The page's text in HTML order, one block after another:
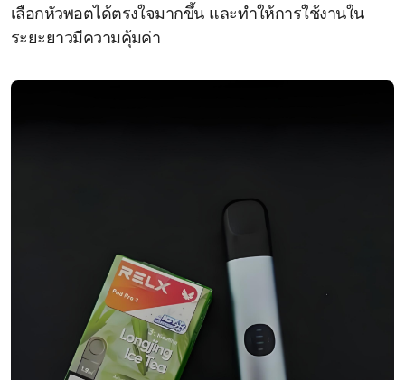
เลือกหัวพอตได้ตรงใจมากขึ้น และทำให้การใช้งานใน
ระยะยาวมีความคุ้มค่า